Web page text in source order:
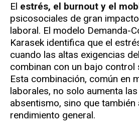
El estrés, el burnout y el
psicosociales de gran
laboral. El modelo Demanda-
Karasek identifica que el
cuando las altas exigencias
combinan con un bajo control
Esta combinación, común en
laborales, no solo aumenta
absentismo, sino que también
rendimiento general.